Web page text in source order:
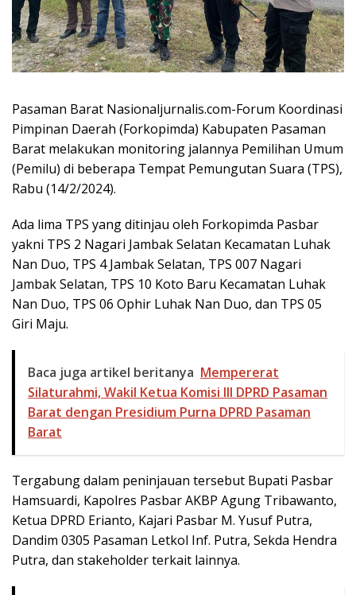
Pasaman Barat Nasionaljurnalis.com-Forum Koordinasi
Pimpinan Daerah (Forkopimda) Kabupaten Pasaman
Barat melakukan monitoring jalannya Pemilihan Umum
(Pemilu) di beberapa Tempat Pemungutan Suara (TPS),
Rabu (14/2/2024).
Ada lima TPS yang ditinjau oleh Forkopimda Pasbar
yakni TPS 2 Nagari Jambak Selatan Kecamatan Luhak
Nan Duo, TPS 4 Jambak Selatan, TPS 007 Nagari
Jambak Selatan, TPS 10 Koto Baru Kecamatan Luhak
Nan Duo, TPS 06 Ophir Luhak Nan Duo, dan TPS 05
Giri Maju.
Baca juga artikel beritanya Mempererat
Silaturahmi, Wakil Ketua Komisi III DPRD Pasaman
Barat dengan Presidium Purna DPRD Pasaman
Barat
Tergabung dalam peninjauan tersebut Bupati Pasbar
Hamsuardi, Kapolres Pasbar AKBP Agung Tribawanto,
Ketua DPRD Erianto, Kajari Pasbar M. Yusuf Putra,
Dandim 0305 Pasaman Letkol Inf. Putra, Sekda Hendra
Putra, dan stakeholder terkait lainnya.